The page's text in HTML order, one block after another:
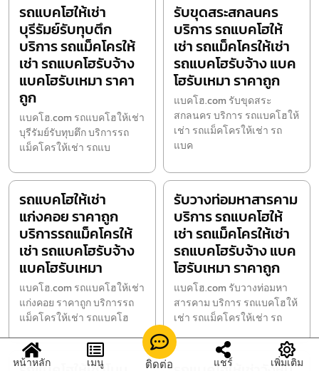
รถแบคโฮให้เช่า
บุรีรัมย์รับทุบตึก
บริการ รถแม็คโครให้
เช่า รถแบคโฮรับจ้าง
แบคโฮรับเหมา ราคา
ถูก
แบคโฮ.com รถแบคโฮให้เช่า
บุรีรัมย์รับทุบตึก บริการรถ
แม็คโครให้เช่า รถแบ
รับขุดสระสกลนคร
บริการ รถแบคโฮให้
เช่า รถแม็คโครให้เช่า
รถแบคโฮรับจ้าง แบค
โฮรับเหมา ราคาถูก
แบคโฮ.com รับขุดสระ
สกลนคร บริการ รถแบคโฮให้
เช่า รถแม็คโครให้เช่า รถ
แบค
รถแบคโฮให้เช่า
แก่งคอย ราคาถูก
บริการรถแม็คโครให้
เช่า รถแบคโฮรับจ้าง
แบคโฮรับเหมา
แบคโฮ.com รถแบคโฮให้เช่า
แก่งคอย ราคาถูก บริการรถ
แม็คโครให้เช่า รถแบคโฮ
รับวางท่อมหาสารคาม
บริการ รถแบคโฮให้
เช่า รถแม็คโครให้เช่า
รถแบคโฮรับจ้าง แบค
โฮรับเหมา ราคาถูก
แบคโฮ.com รับวางท่อมหา
สารคาม บริการ รถแบคโฮให้
เช่า รถแม็คโครให้เช่า รถ
หน้าหลัก เมนู ติดต่อ แชร์ เพิ่มเติม